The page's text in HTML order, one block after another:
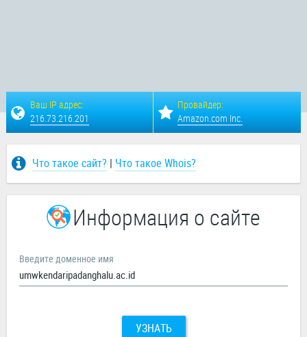
Ваш IP адрес:
216.73.216.201
Провайдер:
Amazon.com Inc.
Что такое сайт? | Что такое Whois?
Информация о сайте
Введите доменное имя
УЗНАТЬ